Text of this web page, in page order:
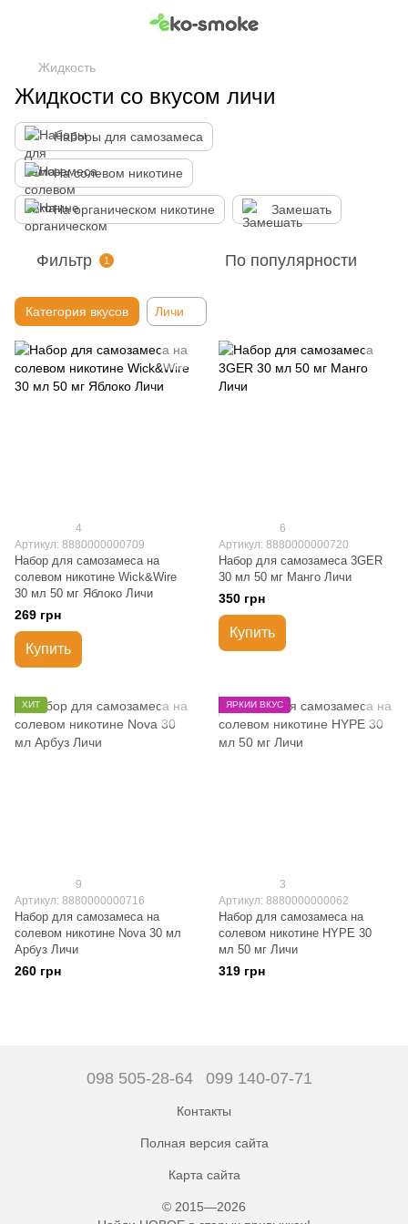
Жидкость
Жидкости со вкусом личи
Наборы для самозамеса
На солевом никотине
На органическом никотине Замешать
Фильтр 1 По популярности
Категория вкусов Личи
4
Артикул: 8880000000709
Набор для самозамеса на
солевом никотине Wick&Wire
30 мл 50 мг Яблоко Личи
269 грн
Купить
6
Артикул: 8880000000720
Набор для самозамеса 3GER
30 мл 50 мг Манго Личи
350 грн
Купить
ХИТ
9
Артикул: 8880000000716
Набор для самозамеса на
солевом никотине Nova 30 мл
Арбуз Личи
260 грн
ЯРКИЙ ВКУС
3
Артикул: 8880000000062
Набор для самозамеса на
солевом никотине HYPE 30
мл 50 мг Личи
319 грн
098 505-28-64 099 140-07-71
Контакты
Полная версия сайта
Карта сайта
© 2015—2026